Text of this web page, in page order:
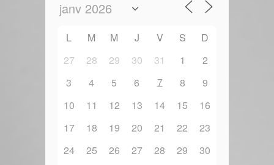
L M M J V S
D
27
28 29 30 31 1
2
3
4 5 6 7 8
9
10
11 12 13 14 15
16
17
18 19 20 21 22
23
24
25 26 27 28 29
30